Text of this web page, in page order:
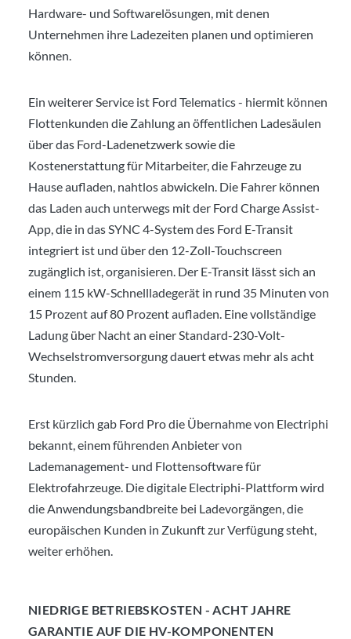
Hardware- und Softwarelösungen, mit denen
Unternehmen ihre Ladezeiten planen und optimieren
können.
Ein weiterer Service ist Ford Telematics - hiermit können
Flottenkunden die Zahlung an öffentlichen Ladesäulen
über das Ford-Ladenetzwerk sowie die
Kostenerstattung für Mitarbeiter, die Fahrzeuge zu
Hause aufladen, nahtlos abwickeln. Die Fahrer können
das Laden auch unterwegs mit der Ford Charge Assist-
App, die in das SYNC 4-System des Ford E-Transit
integriert ist und über den 12-Zoll-Touchscreen
zugänglich ist, organisieren. Der E-Transit lässt sich an
einem 115 kW-Schnellladegerät in rund 35 Minuten von
15 Prozent auf 80 Prozent aufladen. Eine vollständige
Ladung über Nacht an einer Standard-230-Volt-
Wechselstromversorgung dauert etwas mehr als acht
Stunden.
Erst kürzlich gab Ford Pro die Übernahme von Electriphi
bekannt, einem führenden Anbieter von
Lademanagement- und Flottensoftware für
Elektrofahrzeuge. Die digitale Electriphi-Plattform wird
die Anwendungsbandbreite bei Ladevorgängen, die
europäischen Kunden in Zukunft zur Verfügung steht,
weiter erhöhen.
NIEDRIGE BETRIEBSKOSTEN - ACHT JAHRE
GARANTIE AUF DIE HV-KOMPONENTEN